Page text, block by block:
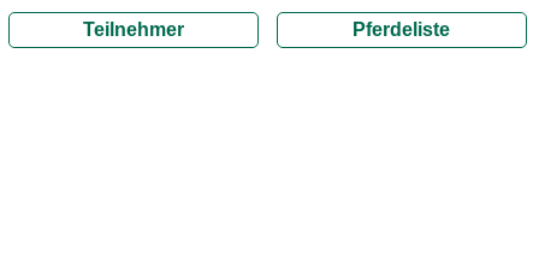
Teilnehmer Pferdeliste